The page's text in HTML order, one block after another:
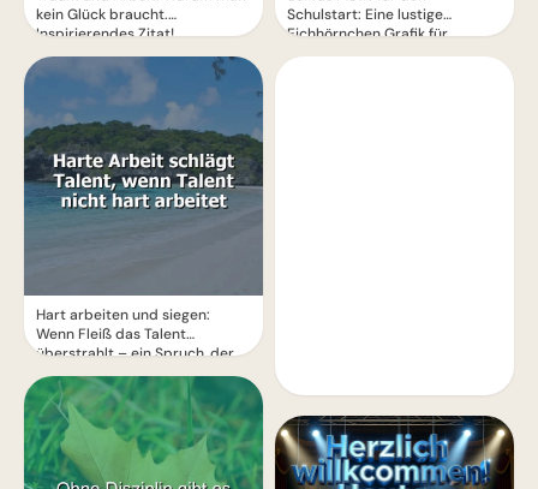
kein Glück braucht.
Inspirierendes Zitat!
Hart arbeiten und siegen:
Wenn Fleiß das Talent
überstrahlt – ein Spruch, der
Mut macht.
Schulstart: Eine lustige
Eichhörnchen Grafik für
WhatsApp